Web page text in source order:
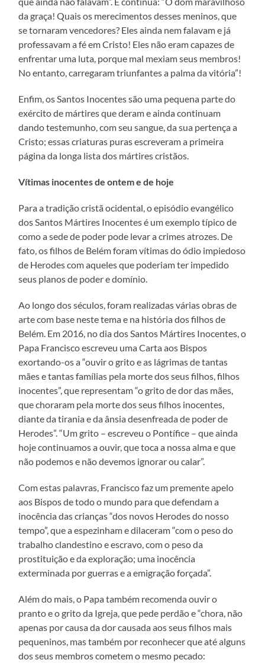
da graça! Quais os merecimentos desses meninos, que
se tornaram vencedores? Eles ainda nem falavam e já
professavam a fé em Cristo! Eles não eram capazes de
enfrentar uma luta, porque mal mexiam seus membros!
No entanto, carregaram triunfantes a palma da vitória”!
Enfim, os Santos Inocentes são uma pequena parte do
exército de mártires que deram e ainda continuam
dando testemunho, com seu sangue, da sua pertença a
Cristo; essas criaturas puras escreveram a primeira
página da longa lista dos mártires cristãos.
Vítimas inocentes de ontem e de hoje
Para a tradição cristã ocidental, o episódio evangélico
dos Santos Mártires Inocentes é um exemplo típico de
como a sede de poder pode levar a crimes atrozes. De
fato, os filhos de Belém foram vítimas do ódio impiedoso
de Herodes com aqueles que poderiam ter impedido
seus planos de poder e domínio.
Ao longo dos séculos, foram realizadas várias obras de
arte com base neste tema e na história dos filhos de
Belém. Em 2016, no dia dos Santos Mártires Inocentes, o
Papa Francisco escreveu uma Carta aos Bispos
exortando-os a “ouvir o grito e as lágrimas de tantas
mães e tantas famílias pela morte dos seus filhos, filhos
inocentes”, que representam “o grito de dor das mães,
que choraram pela morte dos seus filhos inocentes,
diante da tirania e da ânsia desenfreada de poder de
Herodes”. “Um grito – escreveu o Pontífice – que ainda
hoje continuamos a ouvir, que toca a nossa alma e que
não podemos e não devemos ignorar ou calar”.
Com estas palavras, Francisco faz um premente apelo
aos Bispos de todo o mundo para que defendam a
inocência das crianças “dos novos Herodes do nosso
tempo”, que a espezinham e dilaceram “com o peso do
trabalho clandestino e escravo, com o peso da
prostituição e da exploração; uma inocência
exterminada por guerras e a emigração forçada”.
Além do mais, o Papa também recomenda ouvir o
pranto e o grito da Igreja, que pede perdão e “chora, não
apenas por causa da dor causada aos seus filhos mais
pequeninos, mas também por reconhecer que até alguns
dos seus membros cometem o mesmo pecado: